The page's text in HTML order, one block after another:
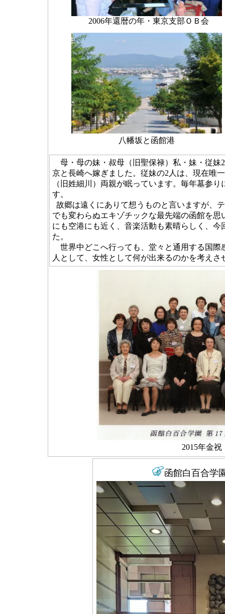
2006年還暦の年・東京支部ＯＢ会
八幡坂と函館港
母・母の妹・叔母（旧聖保禄）私・妹・従妹
京と長崎へ嫁ぎました。従妹の2人は、現在唯
（旧姓細川）両親が眠っています。毎年墓参
す。
故郷は遠くにありて想うものと言いますが、
でも変わらぬエキゾチックな最先端の函館を
にも空港にも近く、音楽活動も素晴らしく、
た。
世界中どこへ行っても、堂々と通用する国際
人として、女性として何が出来るのかを考え
2015年金
函館白百合